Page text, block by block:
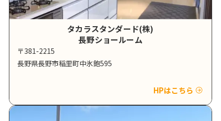
タカラスタンダード(株)
長野ショールーム
〒381-2215
長野県長野市稲里町中氷鉋595
HPはこちら